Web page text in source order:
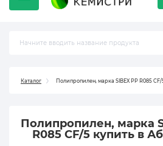
Каталог Полипропилен, марка SIBEX PP R085 CF/
Полипропилен, марка
R085 CF/5 купить в